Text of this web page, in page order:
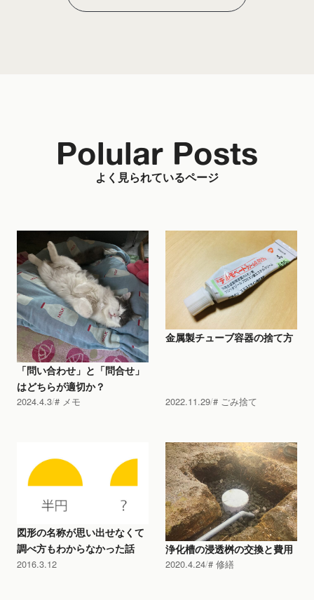
よく見られているページ
Polular Posts
「問い合わせ」と「問合せ」
はどちらが適切か？
2024.4.3 メモ
金属製チューブ容器の捨て方
2022.11.29 ごみ捨て
図形の名称が思い出せなくて
調べ方もわからなかった話
2016.3.12
浄化槽の浸透桝の交換と費用
2020.4.24 修繕